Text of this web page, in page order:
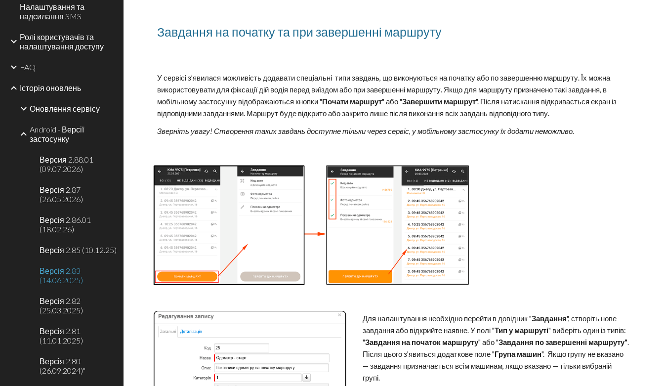
Налаштування та
надсилання SMS
Ролі користувачів та
налаштування доступу
FAQ
Історія оновлень
Оновлення сервісу
Android - Версії
застосунку
Версия 2.88.01
(09.07.2026)
Версія 2.87
(26.05.2026)
Версія 2.86.01
(18.02.26)
Версія 2.85 (10.12.25)
Версія 2.83
(14.06.2025)
Версія 2.82
(25.03.2025)
Версія 2.81
(11.01.2025)
Версія 2.80
(26.09.2024)"
Завдання на початку та при завершенні маршруту
У сервісі з’явилася можливість додавати спеціальні типи завдань, що виконуються на початку або по завершенню маршруту. Їх можна
використовувати для фіксації дій водія перед виїздом або при завершенні маршруту. Якщо для маршруту призначено такі завдання, в
мобільному застосунку відображаються кнопки "Почати маршрут" або "Завершити маршрут". Після натискання відкривається екран із
відповідними завданнями. Маршрут буде відкрито або закрито лише після виконання всіх завдань відповідного типу.
Зверніть увагу! Створення таких завдань доступне тільки через сервіс, у мобільному застосунку їх додати неможливо.
Для налаштування необхідно перейти в довідник "Завдання", створіть нове
завдання або відкрийте наявне. У полі "Тип у маршруті" виберіть один із типів:
"Завдання на початок маршруту" або "Завдання по завершенні маршруту".
Після цього з'явиться додаткове поле "Група машин". Якщо групу не вказано
— завдання призначається всім машинам, якщо вказано — тільки вибраній
групі.